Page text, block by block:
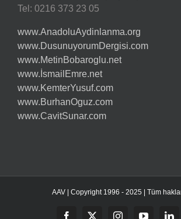
Tel: 0216 373 23 05
www.AnadoluAydinlanma.org
www.DusunuyorumDergisi.com
www.MetinBobaroglu.net
www.İsmailEmre.net
www.KemterYusuf.com
www.BurhanOguz.com
www.CavitSunar.com
AAV | Copyright 1996 - 2025 | Tüm